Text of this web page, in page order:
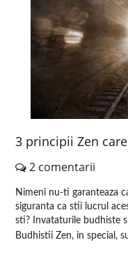
3 principii Zen
2 comentarii
Nimeni nu-ti garanteaza
siguranta ca stii lucrul
sti? Invataturile budhiste
Budhistii Zen, in special,